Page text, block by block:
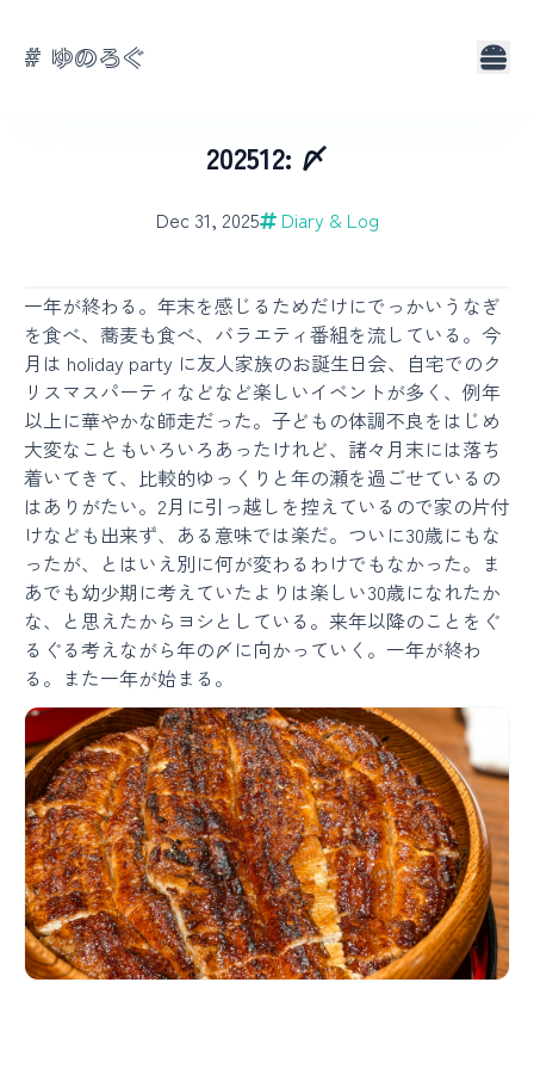
# ゆのろぐ
202512: 〆
Dec 31, 2025 Diary & Log
一年が終わる。年末を感じるためだけにでっかいうなぎ
を食べ、蕎麦も食べ、バラエティ番組を流している。今
月は holiday party に友人家族のお誕生日会、自宅でのク
リスマスパーティなどなど楽しいイベントが多く、例年
以上に華やかな師走だった。子どもの体調不良をはじめ
大変なこともいろいろあったけれど、諸々月末には落ち
着いてきて、比較的ゆっくりと年の瀬を過ごせているの
はありがたい。2月に引っ越しを控えているので家の片付
けなども出来ず、ある意味では楽だ。ついに30歳にもな
ったが、とはいえ別に何が変わるわけでもなかった。ま
あでも幼少期に考えていたよりは楽しい30歳になれたか
な、と思えたからヨシとしている。来年以降のことをぐ
るぐる考えながら年の〆に向かっていく。一年が終わ
る。また一年が始まる。